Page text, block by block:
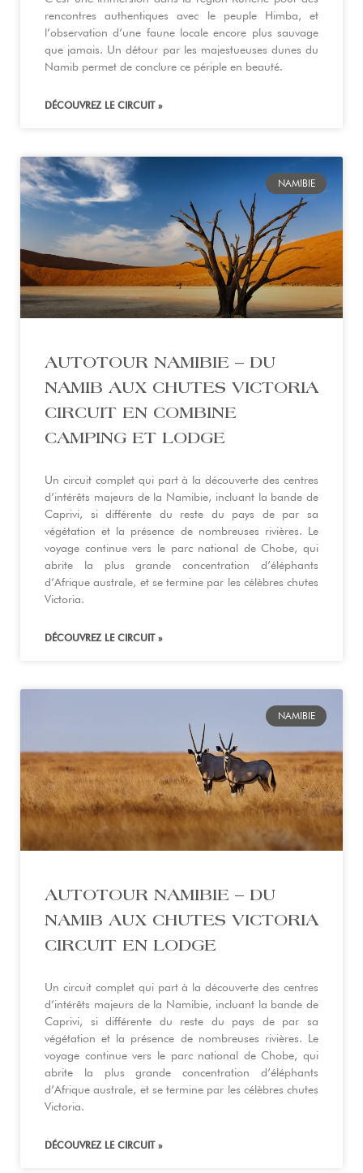
rencontres authentiques avec le peuple Himba, et
l’observation d’une faune locale encore plus sauvage
que jamais. Un détour par les majestueuses dunes du
Namib permet de conclure ce périple en beauté.
DÉCOUVREZ LE CIRCUIT »
NAMIBIE
AUTOTOUR NAMIBIE – DU
NAMIB AUX CHUTES VICTORIA
CIRCUIT EN COMBINE
CAMPING ET LODGE
Un circuit complet qui part à la découverte des centres
d’intérêts majeurs de la Namibie, incluant la bande de
Caprivi, si différente du reste du pays de par sa
végétation et la présence de nombreuses rivières. Le
voyage continue vers le parc national de Chobe, qui
abrite la plus grande concentration d’éléphants
d’Afrique australe, et se termine par les célèbres chutes
Victoria.
DÉCOUVREZ LE CIRCUIT »
NAMIBIE
AUTOTOUR NAMIBIE – DU
NAMIB AUX CHUTES VICTORIA
CIRCUIT EN LODGE
Un circuit complet qui part à la découverte des centres
d’intérêts majeurs de la Namibie, incluant la bande de
Caprivi, si différente du reste du pays de par sa
végétation et la présence de nombreuses rivières. Le
voyage continue vers le parc national de Chobe, qui
abrite la plus grande concentration d’éléphants
d’Afrique australe, et se termine par les célèbres chutes
Victoria.
DÉCOUVREZ LE CIRCUIT »